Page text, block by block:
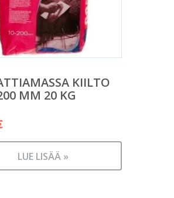
KIILTO
MM 20 KG
LUE LISÄÄ »